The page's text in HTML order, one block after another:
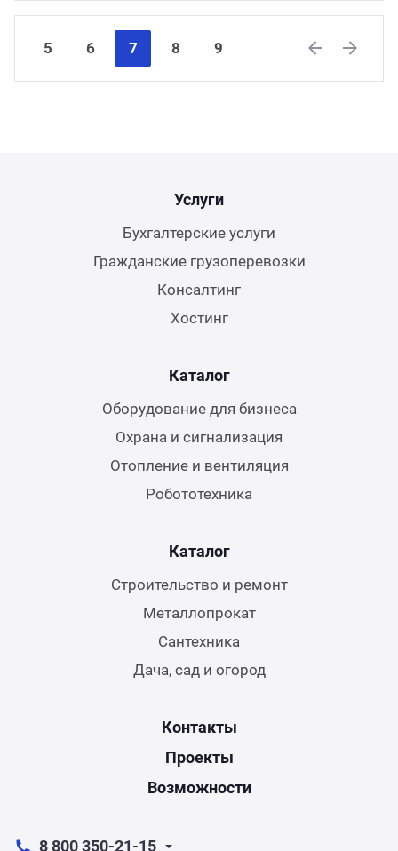
5 6 7 8
9
Услуги
Бухгалтерские услуги
Гражданские грузоперевозки
Консалтинг
Хостинг
Каталог
Оборудование для бизнеса
Охрана и сигнализация
Отопление и вентиляция
Робототехника
Каталог
Строительство и ремонт
Металлопрокат
Сантехника
Дача, сад и огород
Контакты
Проекты
Возможности
8 800 350-21-15